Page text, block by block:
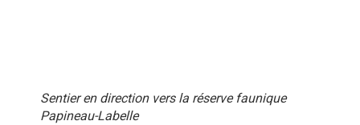
Sentier en direction vers la réserve faunique
Papineau-Labelle